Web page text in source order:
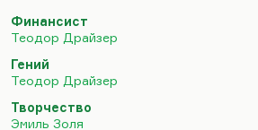
бизнесмен, а говорить, что он
бизнеса — нельзя. И его задача —
самореализация. И задача
самореализация, но цели этой
абсолютно разные.
Финансист
Теодор Драйзер
Гений
Теодор Драйзер
Творчество
Эмиль Золя